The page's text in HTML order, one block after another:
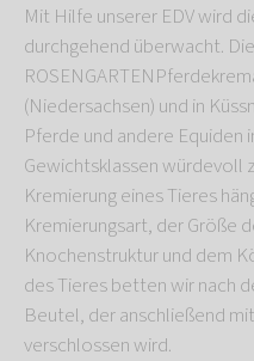
Mit Hilfe unserer EDV wird
durchgehend überwacht. Die
(Niedersachsen) und in
Pferde und andere Equiden
Gewichtsklassen würdevoll
Kremierung eines Tieres
Kremierungsart, der Größe
Knochenstruktur und dem
des Tieres betten wir nach
Beutel, der anschließend
verschlossen wird.